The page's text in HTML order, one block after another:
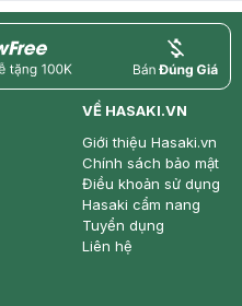
price
VỀ HASAKI.VN
Giới thiệu Hasaki.vn
Chính sách bảo mật
Điều khoản sử dụng
Hasaki cẩm nang
Tuyển dụng
Liên hệ